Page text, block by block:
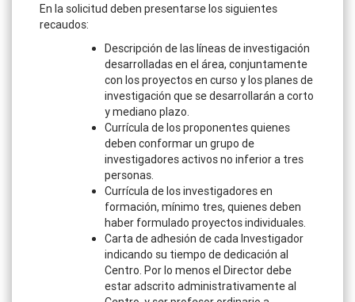
En la solicitud deben presentarse los siguientes
recaudos:
Descripción de las líneas de investigación
desarrolladas en el área, conjuntamente
con los proyectos en curso y los planes de
investigación que se desarrollarán a corto
y mediano plazo.
Currícula de los proponentes quienes
deben conformar un grupo de
investigadores activos no inferior a tres
personas.
Currícula de los investigadores en
formación, mínimo tres, quienes deben
haber formulado proyectos individuales.
Carta de adhesión de cada Investigador
indicando su tiempo de dedicación al
Centro. Por lo menos el Director debe
estar adscrito administrativamente al